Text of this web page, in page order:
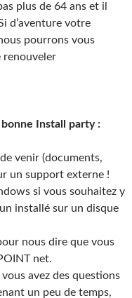
plus de 64 ans et il
d’aventure votre
pourrons vous
renouveler
Install party :
venir (documents,
un support externe !
si vous souhaitez y
installé sur un disque
nous dire que vous
net.
vous avez des questions
un peu de temps,